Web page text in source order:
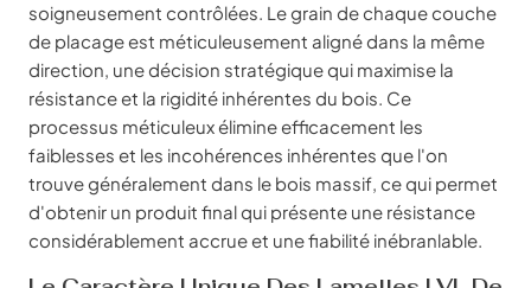
soigneusement contrôlées. Le grain de chaque couche
de placage est méticuleusement aligné dans la même
direction, une décision stratégique qui maximise la
résistance et la rigidité inhérentes du bois. Ce
processus méticuleux élimine efficacement les
faiblesses et les incohérences inhérentes que l'on
trouve généralement dans le bois massif, ce qui permet
d'obtenir un produit final qui présente une résistance
considérablement accrue et une fiabilité inébranlable.